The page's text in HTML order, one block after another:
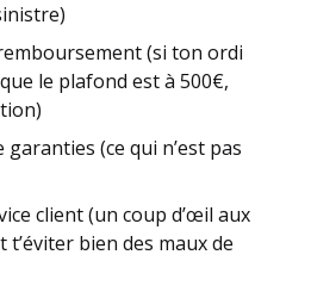
(si ton ordi
le plafond est à 500€,
garanties (ce qui n’est pas
client (un coup d’œil aux
bien des maux de